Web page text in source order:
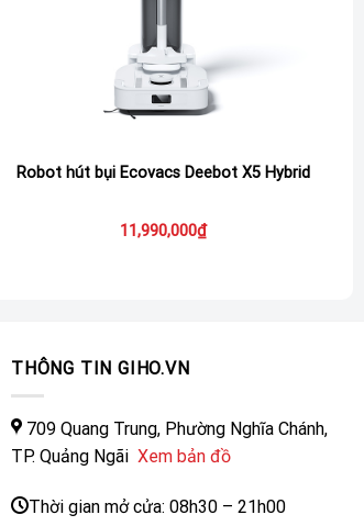
Robot hút bụi Ecovacs Deebot X5 Hybrid
11,990,000₫
THÔNG TIN GIHO.VN
709 Quang Trung, Phường Nghĩa Chánh,
TP. Quảng Ngãi Xem bản đồ
Thời gian mở cửa: 08h30 – 21h00